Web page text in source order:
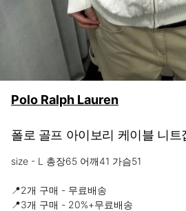
Polo Ralph Lauren
폴로 골프 아이보리 케이블 니트
size - L 총장65 어깨41 가슴51
📍2개 구매 - 무료배송
📍3개 구매 - 20%+무료배송